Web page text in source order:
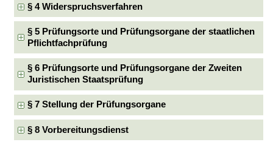
§ 4 Widerspruchsverfahren
§ 5 Prüfungsorte und Prüfungsorgane der staatlichen
Pflichtfachprüfung
§ 6 Prüfungsorte und Prüfungsorgane der Zweiten
Juristischen Staatsprüfung
§ 7 Stellung der Prüfungsorgane
§ 8 Vorbereitungsdienst